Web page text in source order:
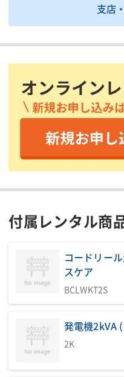
主軸回転数 無負荷(min-
1)
掲載されている仕様は、代表的な機
商品説明・特徴
商品用途：一般的に水道・
商品特徴：100V/200V切替
す。低騒音コンデンサモー
(4Bねじ切り約100秒)します
付属品：チェーザ刃は別売と
放置や、刃物・回転部へ手指
注意下さい。
支店
付属レンタル商
コードリー
スケア
BCLWKT2S
発電機2kVA
2K